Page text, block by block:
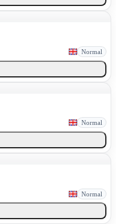
Normal
Normal
Normal